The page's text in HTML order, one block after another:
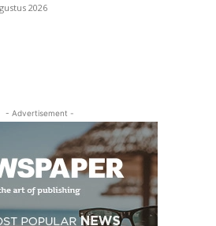
2026
- Advertisement -